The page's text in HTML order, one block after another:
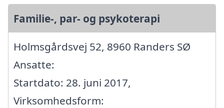
Familie-, par- og psykoterapi
Holmsgårdsvej 52, 8960 Randers SØ
Ansatte:
Startdato: 28. juni 2017,
Virksomhedsform: